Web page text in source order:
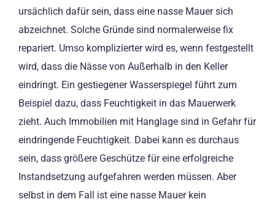
ursächlich dafür sein, dass eine nasse Mauer sich
abzeichnet. Solche Gründe sind normalerweise fix
repariert. Umso komplizierter wird es, wenn festgestellt
wird, dass die Nässe von Außerhalb in den Keller
eindringt. Ein gestiegener Wasserspiegel führt zum
Beispiel dazu, dass Feuchtigkeit in das Mauerwerk
zieht. Auch Immobilien mit Hanglage sind in Gefahr für
eindringende Feuchtigkeit. Dabei kann es durchaus
sein, dass größere Geschütze für eine erfolgreiche
Instandsetzung aufgefahren werden müssen. Aber
selbst in dem Fall ist eine nasse Mauer kein